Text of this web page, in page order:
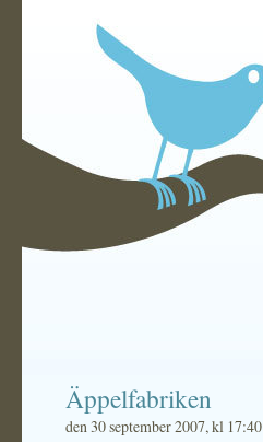
Äppelfabriken
den 30 september 2007, kl 17:40